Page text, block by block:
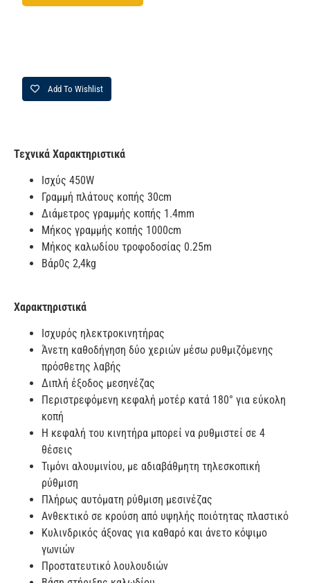
Add To Wishlist
Τεχνικά Χαρακτηριστικά
Ισχύς 450W
Γραμμή πλάτους κοπής 30cm
Διάμετρος γραμμής κοπής 1.4mm
Μήκος γραμμής κοπής 1000cm
Μήκος καλωδίου τροφοδοσίας 0.25m
Βάρ0ς 2,4kg
Χαρακτηριστικά
Ισχυρός ηλεκτροκινητήρας
Άνετη καθοδήγηση δύο χεριών μέσω ρυθμιζόμενης
πρόσθετης λαβής
Διπλή έξοδος μεσηνέζας
Περιστρεφόμενη κεφαλή μοτέρ κατά 180° για εύκολη
κοπή
Η κεφαλή του κινητήρα μπορεί να ρυθμιστεί σε 4
θέσεις
Τιμόνι αλουμινίου, με αδιαβάθμητη τηλεσκοπική
ρύθμιση
Πλήρως αυτόματη ρύθμιση μεσινέζας
Ανθεκτικό σε κρούση από υψηλής ποιότητας πλαστικό
Κυλινδρικός άξονας για καθαρό και άνετο κόψιμο
γωνιών
Προστατευτικό λουλουδιών